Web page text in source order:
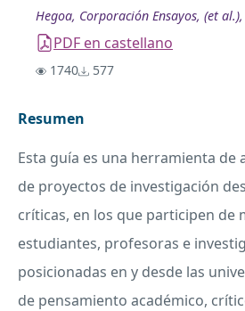
Hegoa, Corporación Ensayos, (et
PDF en castellano
1740 577
Resumen
Esta guía es una herramienta de
de proyectos de investigación
críticas, en los que participen de
estudiantes, profesoras e
posicionadas en y desde las
de pensamiento académico,